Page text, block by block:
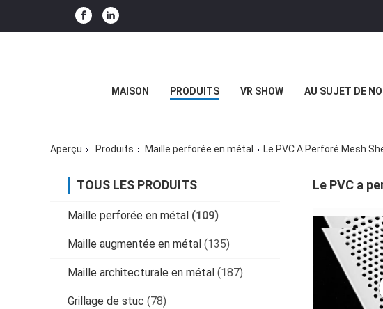
MAISON PRODUITS VR SHOW AU SUJET DE
Aperçu Produits Maille perforée en métal Le PVC A Perforé Mesh
TOUS LES PRODUITS
Maille perforée en métal (109)
Maille augmentée en métal (135)
Maille architecturale en métal (187)
Grillage de stuc (78)
Le PVC a